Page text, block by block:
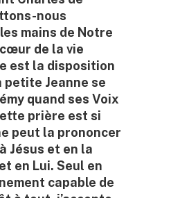
nous
mains de Notre
de la vie
est la disposition
petite Jeanne se
quand ses Voix
prière est si
peut la prononcer
Jésus et en la
en Lui. Seul en
capable de